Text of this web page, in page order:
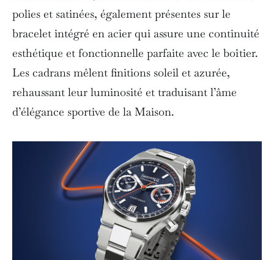
polies et satinées, également présentes sur le
bracelet intégré en acier qui assure une continuité
esthétique et fonctionnelle parfaite avec le boîtier.
Les cadrans mêlent finitions soleil et azurée,
rehaussant leur luminosité et traduisant l’âme
d’élégance sportive de la Maison.